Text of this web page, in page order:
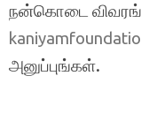
நன்கொடை
அனுப்புங்கள்.